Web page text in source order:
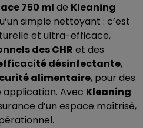
750 ml de Kleaning
simple nettoyant : c’est
et ultra-efficace,
des CHR et des
désinfectante,
alimentaire, pour des
application. Avec Kleaning
d’un espace maîtrisé,